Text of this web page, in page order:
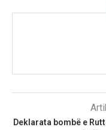
Deklarata bombë e